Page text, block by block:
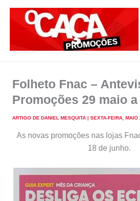
Folheto Fnac –
Promoções 29 maio
ARTIGO DE DANIEL MESQUITA | SEXTA-FEIRA, MAIO
As novas promoções nas lojas
18 de junho.